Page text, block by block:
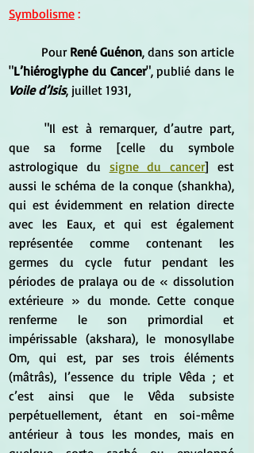
Symbolisme :
Pour René Guénon, dans son article
"L’hiéroglyphe du Cancer
Voile d’Isis, juillet 1931,
que sa forme [celle du symbole
astrologique du signe du cancer] est
aussi le schéma de la conque (shankha),
qui est évidemment en relation directe
avec les Eaux, et qui est également
représentée comme contenant les
germes du cycle futur pendant les
périodes de pralaya ou de « dissolution
extérieure » du monde. Cette conque
renferme le son primordial et
impérissable (akshara), le monosyllabe
Om, qui est, par ses trois éléments
(mâtrâs), l’essence du triple Vêda ; et
c’est ainsi que le Vêda subsiste
perpétuellement, étant en soi-même
antérieur à tous les mondes, mais en